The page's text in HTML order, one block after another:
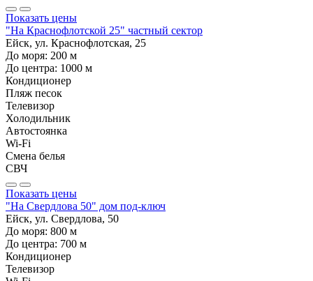
Показать цены
"На Краснофлотской 25" частный сектор
Ейск, ул. Краснофлотская, 25
До моря: 200 м
До центра: 1000 м
Кондиционер
Пляж песок
Телевизор
Холодильник
Автостоянка
Wi-Fi
Смена белья
СВЧ
Показать цены
"На Свердлова 50" дом под-ключ
Ейск, ул. Свердлова, 50
До моря: 800 м
До центра: 700 м
Кондиционер
Телевизор